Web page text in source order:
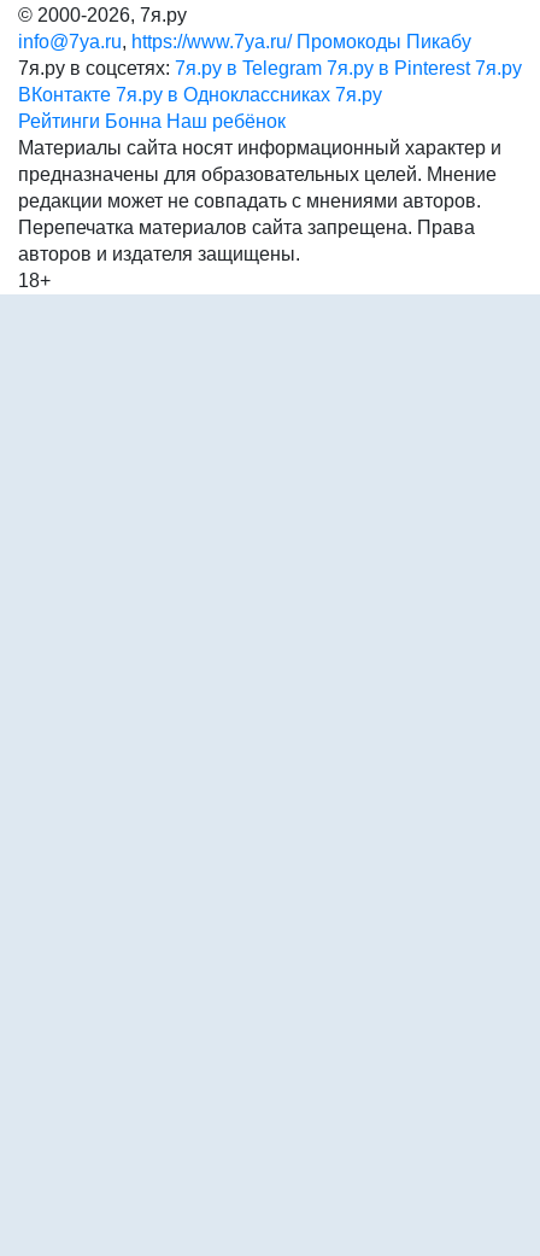
© 2000-2026, 7я.ру
info@7ya.ru, https://www.7ya.ru/ Промокоды Пикабу
7я.ру в соцсетях: 7я.ру в Telegram 7я.ру в Pinterest 7я.ру
ВКонтакте 7я.ру в Одноклассниках 7я.ру
Рейтинги Бонна Наш ребёнок
Материалы сайта носят информационный характер и
предназначены для образовательных целей. Мнение
редакции может не совпадать с мнениями авторов.
Перепечатка материалов сайта запрещена. Права
авторов и издателя защищены.
18+